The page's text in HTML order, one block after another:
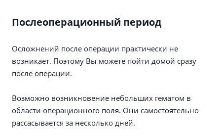
Послеоперационный период
Осложнений после операции практически не
возникает. Поэтому Вы можете пойти домой сразу
после операции.
Возможно возникновение небольших гематом в
области операционного поля. Они самостоятельно
рассасывается за несколько дней.